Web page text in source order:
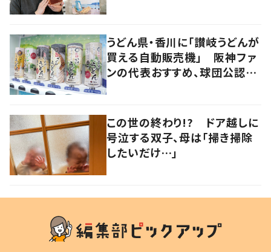
うどん県・香川に「讃岐うどんが
買える自動販売機」 阪神ファ
ンの代表おすすめ、球団公認カ
この世の終わり!? ドア越しに
号泣する双子、母は「掃き掃除
したいだけ…」